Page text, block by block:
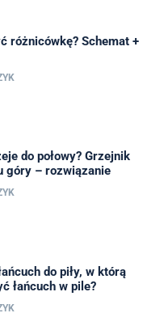
różnicówkę? Schemat +
do połowy? Grzejnik
góry – rozwiązanie
do piły, w którą
łańcuch w pile?